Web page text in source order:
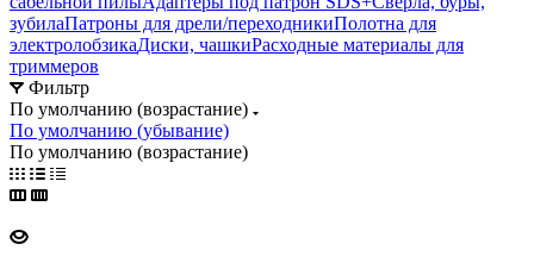
зубилаПатроны для дрели/переходникиПолотна для
электролобзикаДиски, чашкиРасходные материалы для
триммеров
Фильтр
По умолчанию (возрастание)
По умолчанию (убывание)
По умолчанию (возрастание)